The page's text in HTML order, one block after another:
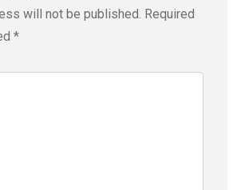
will not be published. Required
*